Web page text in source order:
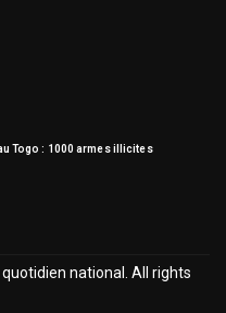
Togo : 1000 armes illicites
quotidien national. All rights